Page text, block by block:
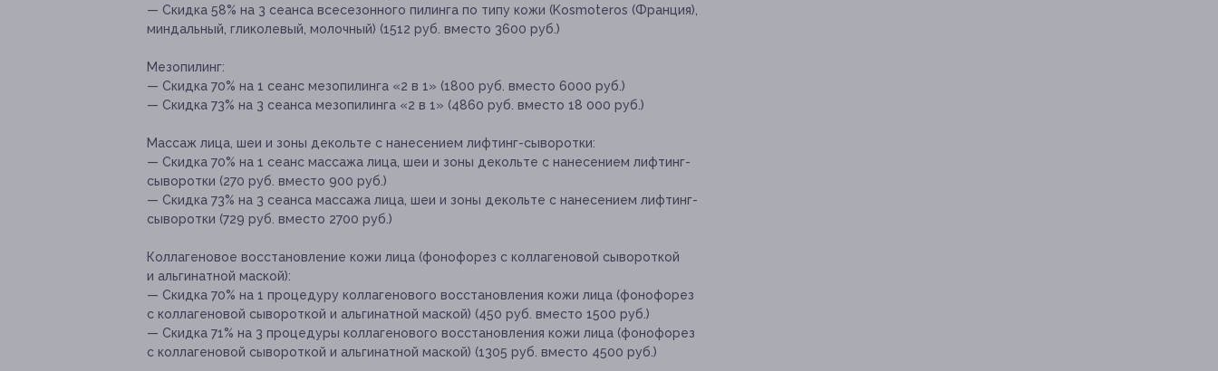
— Скидка 58% на 3 сеанса всесезонного пилинга по типу кожи (Kosmoteros (Франция),
миндальный, гликолевый, молочный) (1512 руб. вместо 3600 руб.)
Мезопилинг:
— Скидка 70% на 1 сеанс мезопилинга «2 в 1» (1800 руб. вместо 6000 руб.)
— Скидка 73% на 3 сеанса мезопилинга «2 в 1» (4860 руб. вместо 18 000 руб.)
Массаж лица, шеи и зоны декольте с нанесением лифтинг-сыворотки:
— Скидка 70% на 1 сеанс массажа лица, шеи и зоны декольте с нанесением лифтинг-
сыворотки (270 руб. вместо 900 руб.)
— Скидка 73% на 3 сеанса массажа лица, шеи и зоны декольте с нанесением лифтинг-
сыворотки (729 руб. вместо 2700 руб.)
Коллагеновое восстановление кожи лица (фонофорез с коллагеновой сывороткой
и альгинатной маской):
— Скидка 70% на 1 процедуру коллагенового восстановления кожи лица (фонофорез
с коллагеновой сывороткой и альгинатной маской) (450 руб. вместо 1500 руб.)
— Скидка 71% на 3 процедуры коллагенового восстановления кожи лица (фонофорез
с коллагеновой сывороткой и альгинатной маской) (1305 руб. вместо 4500 руб.)